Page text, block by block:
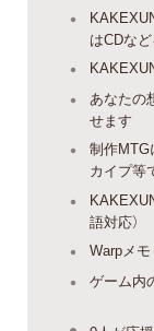
はCDな
あなたの
せます
制作MTG
カイプ等
語対応）
Warpメモ
ゲーム内